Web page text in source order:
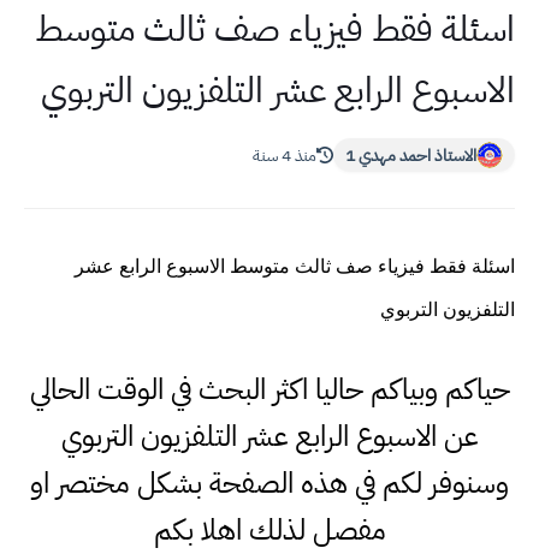
اسئلة فقط فيزياء صف ثالث متوسط
الاسبوع الرابع عشر التلفزيون التربوي
الاستاذ احمد مهدي 1 منذ 4 سنة
اسئلة فقط فيزياء صف ثالث متوسط الاسبوع الرابع عشر
التلفزيون التربوي
حياكم وبياكم حاليا اكثر البحث في الوقت الحالي
عن الاسبوع الرابع عشر التلفزيون التربوي
وسنوفر لكم في هذه الصفحة بشكل مختصر او
مفصل لذلك اهلا بكم